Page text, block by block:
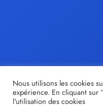
Nous utilisons les cookies
expérience. En cliquant sur
l'utilisation des cookies